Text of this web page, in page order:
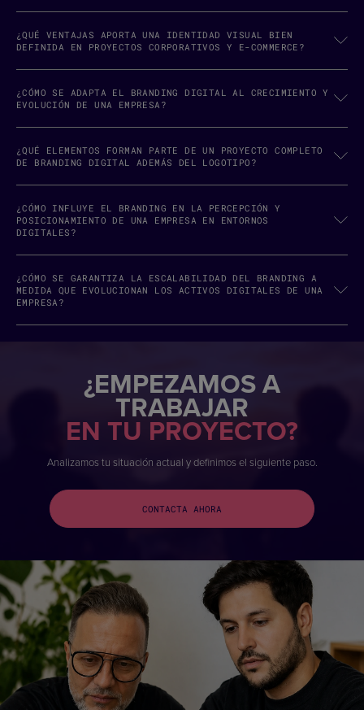
¿QUÉ VENTAJAS APORTA UNA IDENTIDAD VISUAL BIEN
DEFINIDA EN PROYECTOS CORPORATIVOS Y E-COMMERCE?
¿CÓMO SE ADAPTA EL BRANDING DIGITAL AL CRECIMIENTO Y
EVOLUCIÓN DE UNA EMPRESA?
¿QUÉ ELEMENTOS FORMAN PARTE DE UN PROYECTO COMPLETO
DE BRANDING DIGITAL ADEMÁS DEL LOGOTIPO?
¿CÓMO INFLUYE EL BRANDING EN LA PERCEPCIÓN Y
POSICIONAMIENTO DE UNA EMPRESA EN ENTORNOS
DIGITALES?
¿CÓMO SE GARANTIZA LA ESCALABILIDAD DEL BRANDING A
MEDIDA QUE EVOLUCIONAN LOS ACTIVOS DIGITALES DE UNA
EMPRESA?
¿EMPEZAMOS A
TRABAJAR
EN TU PROYECTO?
Analizamos tu situación actual y definimos el siguiente paso.
CONTACTA AHORA